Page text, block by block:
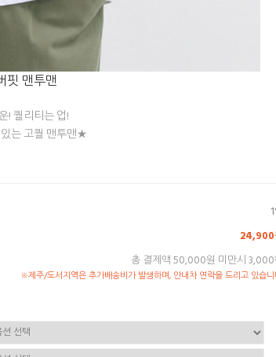
핏 맨투맨
! 퀄리티는 업!
는 고퀄 맨투맨★
24,900
총 결제액 50,000원 미만시
※제주/도서지역은 추가배송비가 발생하며, 안내차 연락을 드리고 있습니